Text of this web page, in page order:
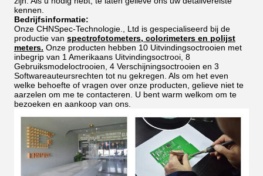
kennen.
Bedrijfsinformatie:
Onze CHNSpec-Technologie., Ltd is gespecialiseerd bij de
productie van spectrofotometers, colorimeters en polijst
meters. Onze producten hebben 10 Uitvindingsoctrooien met
inbegrip van 1 Amerikaans Uitvindingsoctrooi, 8
Gebruiksmodeloctrooien, 4 Verschijningsoctrooien en 3
Softwareauteursrechten tot nu gekregen. Als om het even
welke behoefte of vragen over onze producten, gelieve niet te
aarzelen om me te contacteren. U bent warm welkom om te
bezoeken en aankoop van ons.